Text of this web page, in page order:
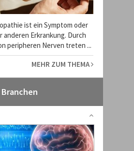
ist ein Symptom oder
anderen Erkrankung. Durch
peripheren Nerven treten ...
MEHR ZUM THEMA